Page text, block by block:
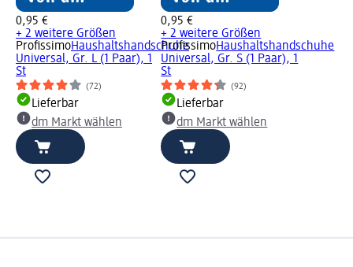
0,95 €
+ 2 weitere Größen
ProfissimoHaushaltshandschuhe
Universal, Gr. L (1 Paar), 1
St
(72)
Lieferbar
dm Markt wählen
0,95 €
+ 2 weitere Größen
ProfissimoHaushaltshandschuhe
Universal, Gr. S (1 Paar), 1
St
(92)
Lieferbar
dm Markt wählen